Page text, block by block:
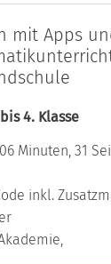
mit Apps
4. Klasse
Minuten, 31
inkl.